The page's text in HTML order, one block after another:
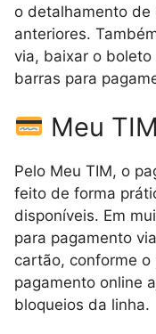
o detalhamento de
anteriores.
via, baixar o boleto
barras para
Meu
Pelo Meu TIM, o
feito de forma
disponíveis. Em
para pagamento
cartão, conforme
pagamento online
bloqueios da linha.